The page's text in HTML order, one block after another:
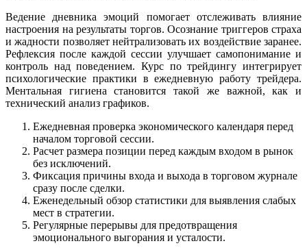
Ведение дневника эмоций помогает отслеживать влияние
настроения на результаты торгов. Осознание триггеров страха
и жадности позволяет нейтрализовать их воздействие заранее.
Рефлексия после каждой сессии улучшает самопонимание и
контроль над поведением. Курс по трейдингу интегрирует
психологические практики в ежедневную работу трейдера.
Ментальная гигиена становится такой же важной, как и
технический анализ графиков.
Ежедневная проверка экономического календаря перед
началом торговой сессии.
Расчет размера позиции перед каждым входом в рынок
без исключений.
Фиксация причины входа и выхода в торговом журнале
сразу после сделки.
Еженедельный обзор статистики для выявления слабых
мест в стратегии.
Регулярные перерывы для предотвращения
эмоционального выгорания и усталости.